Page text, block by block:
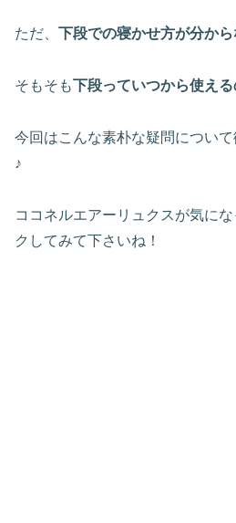
ただ、 下段での寝かせ方が分から
そもそも下段っていつから使える
今回はこんな素朴な疑問につい
♪
ココネルエアーリュクスが気に
クしてみて下さいね！